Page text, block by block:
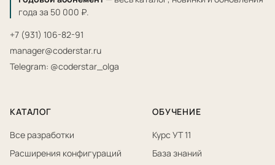
года за 50 000 ₽.
+7 (931) 106-82-91
manager@coderstar.ru
Telegram: @coderstar_olga
КАТАЛОГ
Все разработки
Расширения конфигураций
ОБУЧЕНИЕ
Курс УТ 11
База знаний